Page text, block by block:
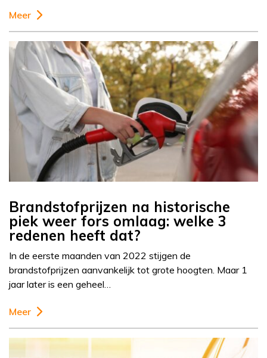
Meer
Brandstofprijzen na historische
piek weer fors omlaag: welke 3
redenen heeft dat?
In de eerste maanden van 2022 stijgen de
brandstofprijzen aanvankelijk tot grote hoogten. Maar 1
jaar later is een geheel…
Meer